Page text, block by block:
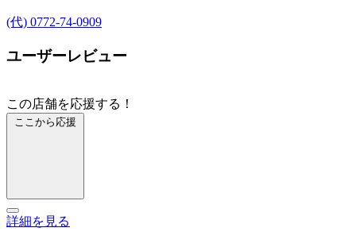
(代) 0772-74-0909
ユーザーレビュー
この店舗を応援する！
ここから応援
詳細を見る